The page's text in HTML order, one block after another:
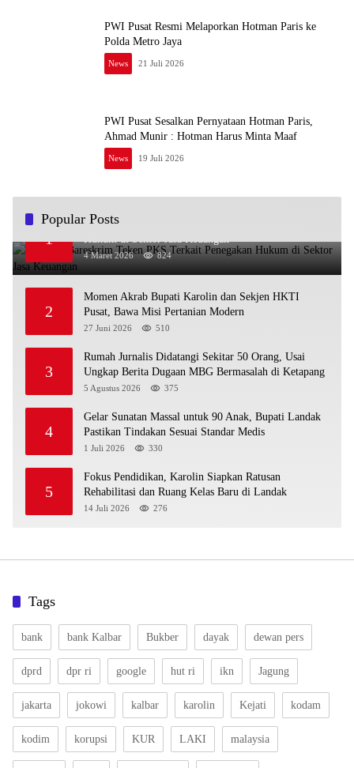
PWI Pusat Resmi Melaporkan Hotman Paris ke
Polda Metro Jaya
News 21 Juli 2026
PWI Pusat Sesalkan Pernyataan Hotman Paris,
Ahmad Munir : Hotman Harus Minta Maaf
News 19 Juli 2026
Popular Posts
1
OJK dan Bareskrim Teken PKS Terkait Penegakan
4 Maret 2026 824
2
Momen Akrab Bupati Karolin dan Sekjen HKTI
27 Juni 2026 510
3
Rumah Jurnalis Didatangi Sekitar 50 Orang, Usai
Ungkap Berita Dugaan MBG Bermasalah di Ketapang
5 Agustus 2026 375
4
Gelar Sunatan Massal untuk 90 Anak, Bupati Landak
Pastikan Tindakan Sesuai Standar Medis
1 Juli 2026 330
5
Fokus Pendidikan, Karolin Siapkan Ratusan
Rehabilitasi dan Ruang Kelas Baru di Landak
14 Juli 2026 276
Tags
bank bank Kalbar Bukber dayak dewan pers
dprd dpr ri google hut ri ikn Jagung
jakarta jokowi kalbar karolin Kejati kodam
kodim korupsi KUR LAKI malaysia